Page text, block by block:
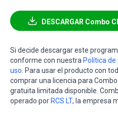
DESCARGAR Combo
Si decide descargar este
conforme con nuestra Política de
uso . Para usar el producto con
comprar una licencia para
gratuita limitada disponible.
operado porRCS LT, la empresa